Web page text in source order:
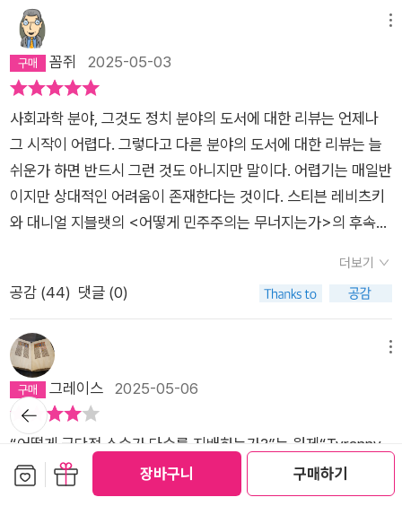
장바구니 구매하기
꼼쥐 2025-05-03
사회과학 분야, 그것도 정치 분야의 도서에 대한 리뷰는 언제나
그 시작이 어렵다. 그렇다고 다른 분야의 도서에 대한 리뷰는 늘
쉬운가 하면 반드시 그런 것도 아니지만 말이다. 어렵기는 매일반
이지만 상대적인 어려움이 존재한다는 것이다. 스티븐 레비츠키
와 대니얼 지블랫의 <어떻게 민주주의는 무너지는가>의 후속작
남기고자 했을 때도 크게 다르지 않았다. 나는 사실 <어떻게 민
주주의는 무너지는가>를 읽었을 때는 결국 리뷰를 남기지 않았
다. 어쩌면 쓰지 못했다는 게 더 옳은 표현인지도 모른다.저자들
은 2021년 1월, 선거에 패배한 트럼프 지지자들의 국회의사당 습
격 사건을 시작으로 촉발된 선거 결과에 대한 불복과 이로 인한
미국 민주주의 급격한 후퇴를 바라보면서 공고하게만 보였던 민
주주의 체제의 약점과 허약성을 발견하는 과정을 다른 여러 나라
의 사례를 들어 제시하고 이에 대한 해결책을 결론으로 마무리한
다. 그와 같은 의견 제시에 대한 논거로 미국의 헌법과 선거 제도
더보기
공감 (44) 댓글 (0)
그레이스 2025-05-06
“어떻게 극단적 소수가 다수를 지배하는가?”는 원제“Tyranny
of the Minority(소수의 독재)”를 번역한 것이다. 소수가 권력을
갖게 되고 한 집단을 지배하게 되는 과정과 폭압에 대해 이야기
뒤로가
기